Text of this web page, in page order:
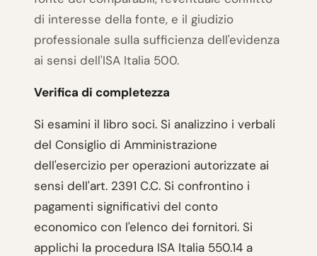
di interesse della fonte, e il giudizio
professionale sulla sufficienza dell'evidenza
ai sensi dell'ISA Italia 500.
Verifica di completezza
Si esamini il libro soci. Si analizzino i verbali
del Consiglio di Amministrazione
dell'esercizio per operazioni autorizzate ai
sensi dell'art. 2391 C.C. Si confrontino i
pagamenti significativi del conto
economico con l'elenco dei fornitori. Si
applichi la procedura ISA Italia 550.14 a